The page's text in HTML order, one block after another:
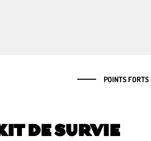
POINTS
KIT DE SURVIE